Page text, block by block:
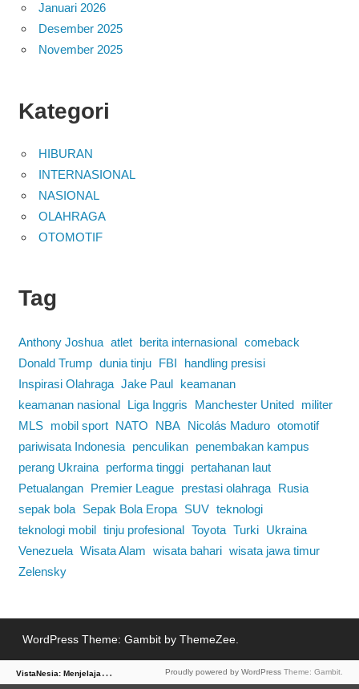
Januari 2026
Desember 2025
November 2025
Kategori
HIBURAN
INTERNASIONAL
NASIONAL
OLAHRAGA
OTOMOTIF
Tag
Anthony Joshua atlet berita internasional comeback
Donald Trump dunia tinju FBI
handling presisi
Inspirasi Olahraga Jake Paul
keamanan
keamanan nasional
Liga Inggris Manchester United
militer
MLS
mobil sport NATO NBA Nicolás Maduro otomotif
pariwisata Indonesia
penculikan
penembakan kampus
perang Ukraina
performa tinggi
pertahanan laut
Petualangan
Premier League prestasi olahraga
Rusia
sepak bola
Sepak Bola Eropa SUV teknologi
teknologi mobil tinju profesional Toyota Turki
Ukraina
Venezuela Wisata Alam wisata bahari wisata jawa timur
Zelensky
WordPress Theme: Gambit by ThemeZee.
V
istaNesia: Menjelajah Dunia Lewat Berita Proudly powered by WordPress Theme: Gambit.